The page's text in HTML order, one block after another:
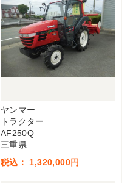
ヤンマー
トラクター
AF250Q
三重県
税込： 1,320,000円